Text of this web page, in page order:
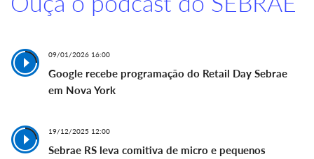
09/01/2026 16:00
Google recebe programação do Retail Day Sebrae
em Nova York
19/12/2025 12:00
Sebrae RS leva comitiva de micro e pequenos